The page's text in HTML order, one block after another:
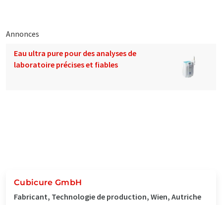
Annonces
Eau ultra pure pour des analyses de
laboratoire précises et fiables
Cubicure GmbH
Fabricant, Technologie de production, Wien, Autriche